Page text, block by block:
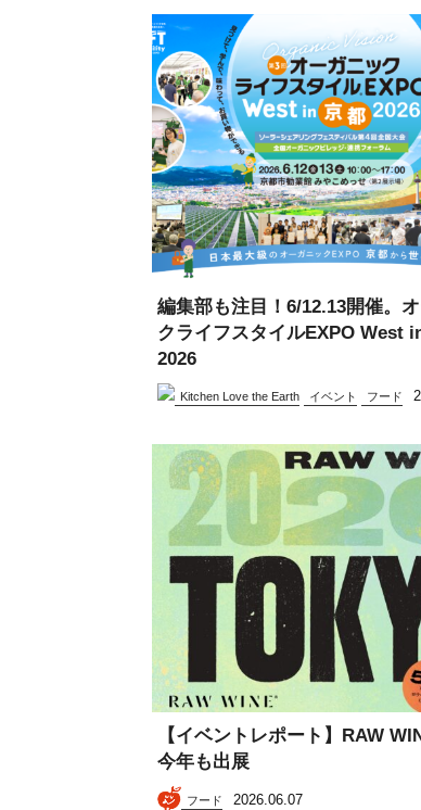
編集部も注目！6/12.13開催。
クライフスタイルEXPO West
2026
Kitchen Love the Earth イベント フード
【イベントレポート】RAW
今年も出展
フード 2026.06.07